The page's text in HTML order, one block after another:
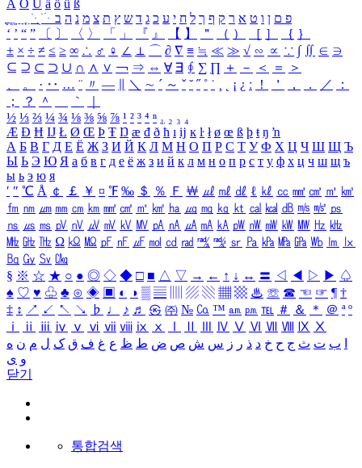
Ä Ö Ü ä ö ü ß
ִֶֹ ֻּ ׁׂ פ ם ן ו ט א ר ק ף ך ל ח י ע כ ג ד ש ץ ת צ מ נ ה ב
‘ ’ “ ” 〔 〕 〈 〉 「 」 『 』 【 】 ＂ （ ） ［ ］ ｛ ｝
± × ÷ ≠ ≤ ≥ ∞ ∴ ♂ ♀ ∠ ⊥ ⌒ ∂ ∇ ≡ ≒ ≪ ≫ √ ∽ ∝ ∵ ∫ ∬ ∈ ∋
⊆ ⊇ ⊂ ⊃ ∪ ∩ ∧ ∨ ￢ ⇒ ⇔ ∀ ∃ ∮ ∑ ∏ ＋ － ＜ ＝
＞
、
。 · ‥ … ¨ 〃 ― ＼ ∼ ´ ～ ˇ ˘ ˝ ˚ ˙ ¸ ¡ ¿ ː ！ ＇ ， ． ／
：
；
？ ＾ ｀
½ ⅓ ⅔ ¼ ¾ ⅛ ⅜ ⅝ ⅞ ¹ ² ³ ⁴ ⁿ ₁ ₂ ₃ ₄
Æ Ð Ħ Ĳ Ł Ø Œ Þ Ŧ Ŋ æ đ ð ħ ı ĳ ĸ ŀ ł ø œ ß þ ŧ ŋ ŉ
А Б В Г Д Е Ё Ж З И Й К Л М Н О П Р С Т У Ф Х Ц Ч Ш Щ Ъ
Ы Ь Э Ю Я а б в г д е ё ж з и й к л м н о п р с т у ф х ц ч ш щ ъ
ы ь э ю я
′ ″ ℃ Å ￠ ￡ ￥ ¤ ℉ ‰ ＄ ％ Ｆ ￦ ㎕ ㎖ ㎗ ℓ ㎘ ㏄ ㎣ ㎤ ㎥ ㎦
㎙ ㎚ ㎛ ㎜ ㎝ ㎞ ㎟ ㎠ ㎡ ㎢ ㏊ ㎍ ㎎ ㎏ ㏏ ㎈ ㎉ ㏈ ㎧ ㎨ ㎰
㎱ ㎲ ㎳ ㎴ ㎵ ㎶ ㎷ ㎸ ㎹ ㎀ ㎁ ㎂ ㎃ ㎄ ㎺ ㎻ ㎽ ㎾ ㎿ ㎐ ㎑
㎒ ㎓ ㎔ Ω ㏀ ㏁ ㎊ ㎋ ㎌ ㏖ ㏅ ㎭ ㎮ ㎯ ㏛ ㎩ ㎪ ㎫ ㎬ ㏝ ㏐
㏓
㏃ ㏉ ㏜ ㏆
§ ※ ☆ ★ ○ ● ◎ ◇ ◆ □ ■ △ ▽ → ← ↑ ↓ ↔ 〓 ◁ ◀ ▷ ▶ ♤
♠ ♡ ♥ ♧ ♣ ⊙ ◈ ▣ ◐ ◑ ▒ ▤ ▨ ▧ ▦ ▩ ♨ ☏ ☎ ☜ ☞ ¶ †
‡ ↕ ↗ ↙ ↖ ↘ ♭ ♩ ♪ ♬ ㉿ ㈜ № ㏇ ™ ㏂ ㏘ ℡ ＃ ＆ ＊ ＠ ª º
ⅰ
ⅱ ⅲ ⅳ ⅴ ⅵ ⅶ ⅷ ⅸ ⅹ Ⅳ Ⅴ Ⅵ Ⅶ Ⅷ Ⅸ Ⅹ
ب ت ث ج ح خ د ذ ر ز س ش ص ض ط ظ ع غ ف ق ک ل م ن ه
و ی
닫기
통합검색